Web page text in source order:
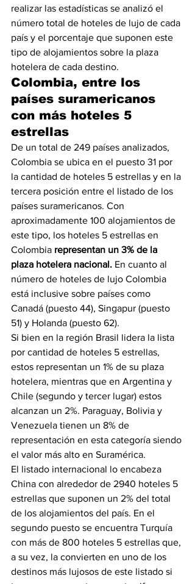
realizar las estadísticas se analizó el
número total de hoteles de lujo de cada
país y el porcentaje que suponen este
tipo de alojamientos sobre la plaza
hotelera de cada destino.
Colombia, entre los
países suramericanos
con más hoteles 5
estrellas
De un total de 249 países analizados,
Colombia se ubica en el puesto 31 por
la cantidad de hoteles 5 estrellas y en la
tercera posición entre el listado de los
países suramericanos. Con
aproximadamente 100 alojamientos de
este tipo, los hoteles 5 estrellas en
Colombia representan un 3% de la
plaza hotelera nacional. En cuanto al
número de hoteles de lujo Colombia
está inclusive sobre países como
Canadá (puesto 44), Singapur (puesto
51) y Holanda (puesto 62).
Si bien en la región Brasil lidera la lista
por cantidad de hoteles 5 estrellas,
estos representan un 1% de su plaza
hotelera, mientras que en Argentina y
Chile (segundo y tercer lugar) estos
alcanzan un 2%. Paraguay, Bolivia y
Venezuela tienen un 8% de
representación en esta categoría siendo
el valor más alto en Suramérica.
El listado internacional lo encabeza
China con alrededor de 2940 hoteles 5
estrellas que suponen un 2% del total
de los alojamientos del país. En el
segundo puesto se encuentra Turquía
con más de 800 hoteles 5 estrellas que,
a su vez, la convierten en uno de los
destinos más lujosos de este listado si